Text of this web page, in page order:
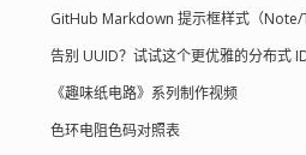
GitHub Markdown 提示框样式（
告别 UUID？试试这个更优雅的分布式
《趣味纸电路》系列制作视频
色环电阻色码对照表